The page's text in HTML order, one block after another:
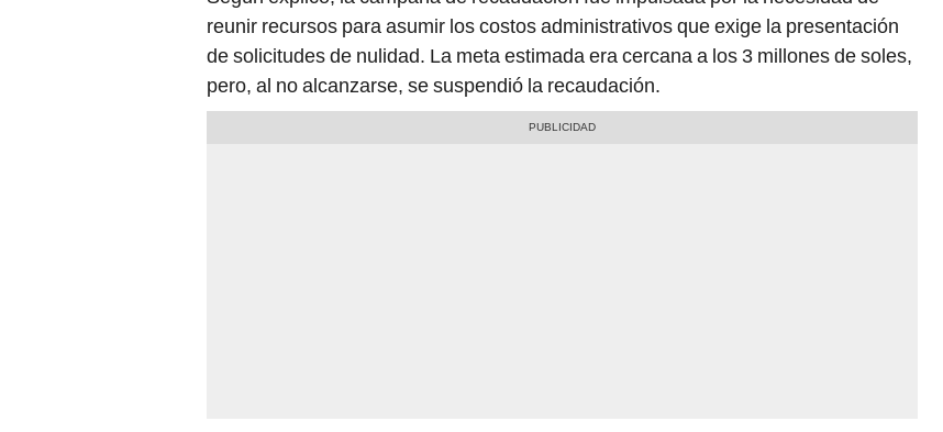
reunir recursos para asumir los costos administrativos que exige la presentación
de solicitudes de nulidad. La meta estimada era cercana a los 3 millones de soles,
pero, al no alcanzarse, se suspendió la recaudación.